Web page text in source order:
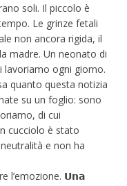
soli. Il piccolo è
Le grinze fetali
non ancora rigida, il
madre. Un neonato di
lavoriamo ogni giorno.
quanto questa notizia
su un foglio: sono
di cui
cucciolo è stato
e non ha
l’emozione. 𝗨𝗻𝗮